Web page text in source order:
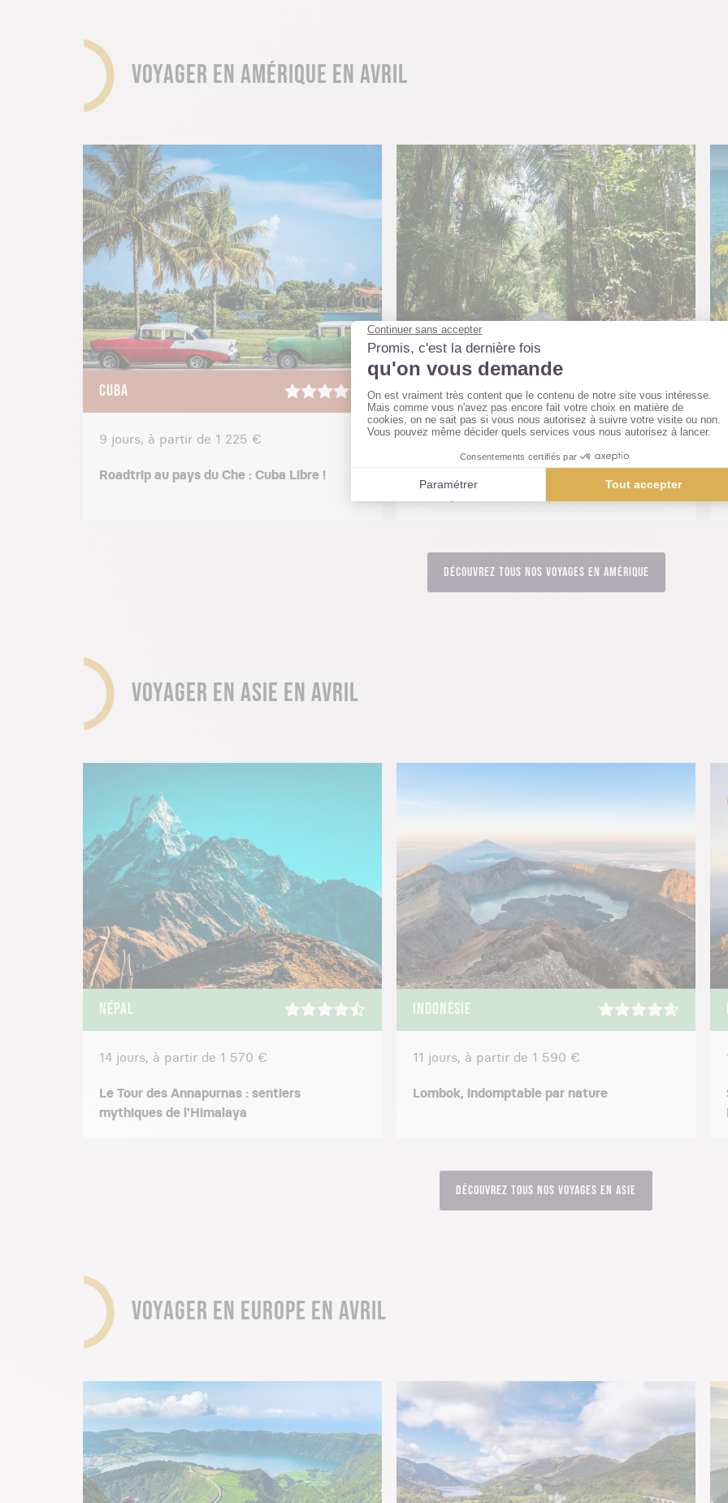
VOYAGER EN AMÉRIQUE EN AVRIL
CUBA
9 jours, à partir de 1 225 €
Roadtrip au pays du Che : Cuba Libre !
PÉROU
15 jours, à partir de 2 340 €
Découvrez tous nos voyages en Amérique
VOYAGER EN ASIE EN AVRIL
NÉPAL
14 jours, à partir de 1 570 €
Le Tour des Annapurnas : sentiers
mythiques de l'Himalaya
INDONÉSIE
11 jours, à partir de 1 590 €
Lombok, indomptable par nature
Découvrez tous nos voyages en Asie
VOYAGER EN EUROPE EN AVRIL